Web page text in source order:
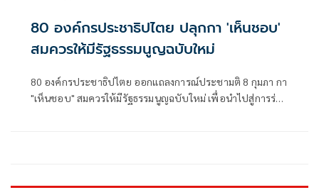
80 องค์กรประชาธิปไตย ปลุกกา 'เห็นชอบ'
สมควรให้มีรัฐธรรมนูญฉบับใหม่
80 องค์กรประชาธิปไตย ออกแถลงการณ์ประชามติ 8 กุมภา กา
"เห็นชอบ" สมควรให้มีรัฐธรรมนูญฉบับใหม่ เพื่อนำไปสู่การร่าง